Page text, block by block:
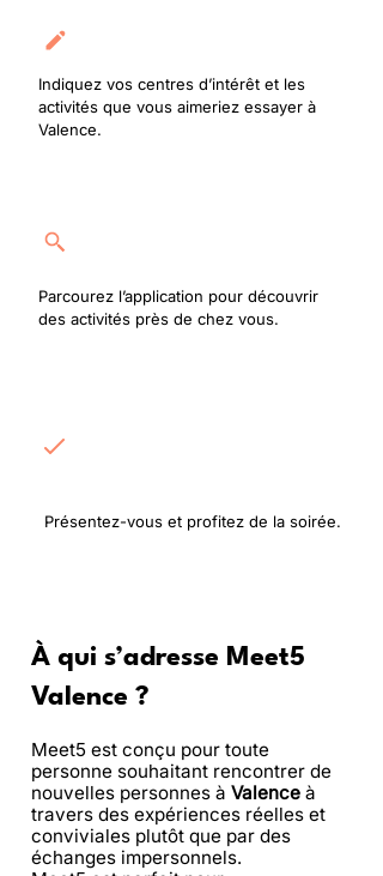
Indiquez vos centres d’intérêt et les
activités que vous aimeriez essayer à
Valence.
Parcourez l’application pour découvrir
des activités près de chez vous.
Présentez-vous et profitez de la soirée.
À qui s’adresse Meet5
Valence ?
Meet5 est conçu pour toute
personne souhaitant rencontrer de
nouvelles personnes à Valence à
travers des expériences réelles et
conviviales plutôt que par des
échanges impersonnels.